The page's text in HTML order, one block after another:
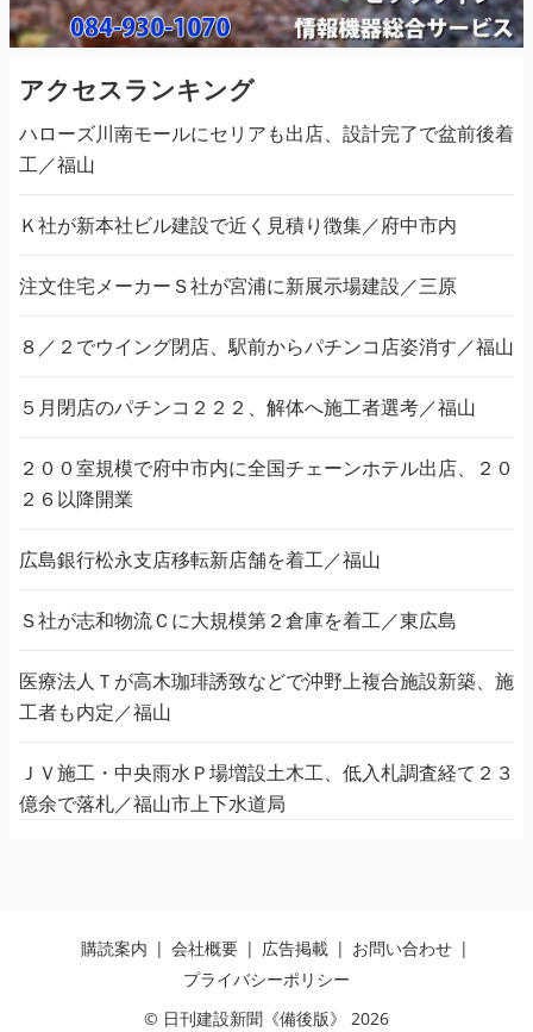
アクセスランキング
ハローズ川南モールにセリアも出店、設計完了で盆前後着
工／福山
Ｋ社が新本社ビル建設で近く見積り徴集／府中市内
注文住宅メーカーＳ社が宮浦に新展示場建設／三原
８／２でウイング閉店、駅前からパチンコ店姿消す／福山
５月閉店のパチンコ２２２、解体へ施工者選考／福山
２００室規模で府中市内に全国チェーンホテル出店、２０
２６以降開業
広島銀行松永支店移転新店舗を着工／福山
Ｓ社が志和物流Ｃに大規模第２倉庫を着工／東広島
医療法人Ｔが高木珈琲誘致などで沖野上複合施設新築、施
工者も内定／福山
ＪＶ施工・中央雨水Ｐ場増設土木工、低入札調査経て２３
億余で落札／福山市上下水道局
購読案内 会社概要 広告掲載
お問い合わせ
プライバシーポリシー
© 日刊建設新聞《備後版》 2026